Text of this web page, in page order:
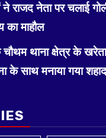
राजद नेता पर चलाई
का माहौल
थाना क्षेत्र के
के साथ मनाया गया